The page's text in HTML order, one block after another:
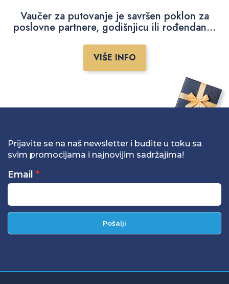
Vaučer za putovanje je savršen poklon za
poslovne partnere, godišnjicu ili rođendan...
VIŠE INFO
Prijavite se na naš newsletter i budite u toku sa
svim promocijama i najnovijim sadržajima!
Email
Pošalji